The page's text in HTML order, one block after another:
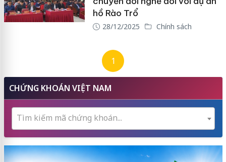
hồ Rào Trổ
28/12/2025 Chính sách
1
CHỨNG KHOÁN VIỆT NAM
Tìm kiếm mã chứng khoán...